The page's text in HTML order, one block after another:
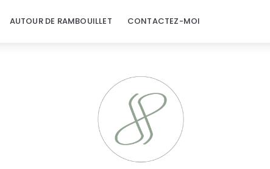
AUTOUR DE RAMBOUILLET CONTACTEZ-MOI